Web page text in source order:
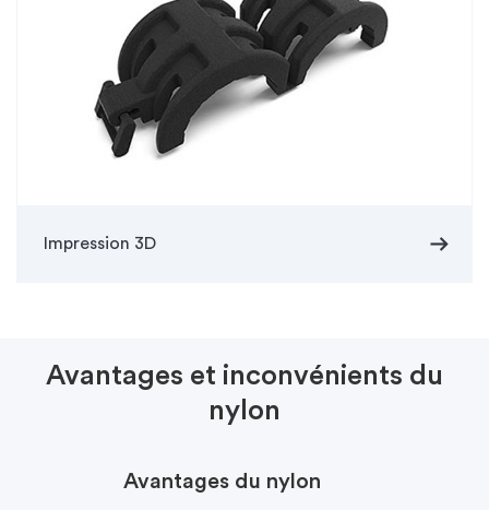
Impression 3D arrow_right_alt
Avantages et inconvénients du
nylon
Avantages du nylon